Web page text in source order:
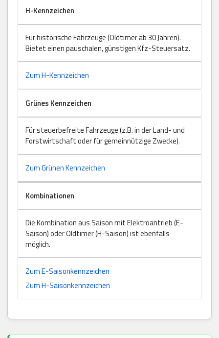
H-Kennzeichen
Für historische Fahrzeuge (Oldtimer ab 30 Jahren).
Bietet einen pauschalen, günstigen Kfz-Steuersatz.
Zum H-Kennzeichen
Grünes Kennzeichen
Für steuerbefreite Fahrzeuge (z.B. in der Land- und
Forstwirtschaft oder für gemeinnützige Zwecke).
Zum Grünen Kennzeichen
Kombinationen
Die Kombination aus Saison mit Elektroantrieb (E-
Saison) oder Oldtimer (H-Saison) ist ebenfalls
möglich.
Zum E-Saisonkennzeichen
Zum H-Saisonkennzeichen